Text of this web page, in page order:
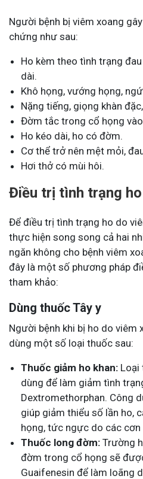
Người bệnh bị viêm xoang
chứng như sau:
Ho kèm theo tình trạng
dài.
Khô họng, vướng họng,
Nặng tiếng, giọng khàn
Đờm tắc trong cổ họng
Ho kéo dài, ho có đờm.
Cơ thể trở nên mệt mỏi,
Hơi thở có mùi hôi.
Điều trị tình trạng
Để điều trị tình trạng ho do
thực hiện song song cả hai
ngăn không cho bệnh viêm
đây là một số phương pháp
tham khảo:
Dùng thuốc Tây y
Người bệnh khi bị ho do viêm
dùng một số loại thuốc sau:
Thuốc giảm ho khan: Loại
dùng để làm giảm tình
Dextromethorphan. Công
giúp giảm thiểu số lần ho,
họng, tức ngực do các cơn
Thuốc long đờm: Trường
đờm trong cổ họng sẽ
Guaifenesin để làm loãng